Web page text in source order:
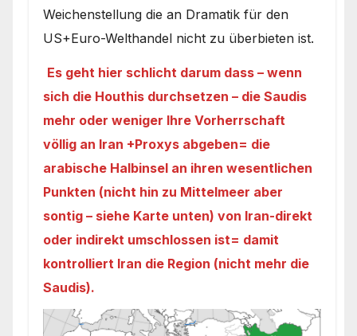
Weichenstellung die an Dramatik für den
US+Euro-Welthandel nicht zu überbieten ist.
Es geht hier schlicht darum dass – wenn
sich die Houthis durchsetzen – die Saudis
mehr oder weniger Ihre Vorherrschaft
völlig an Iran +Proxys abgeben= die
arabische Halbinsel an ihren wesentlichen
Punkten (nicht hin zu Mittelmeer aber
sontig – siehe Karte unten) von Iran-direkt
oder indirekt umschlossen ist= damit
kontrolliert Iran die Region (nicht mehr die
Saudis).